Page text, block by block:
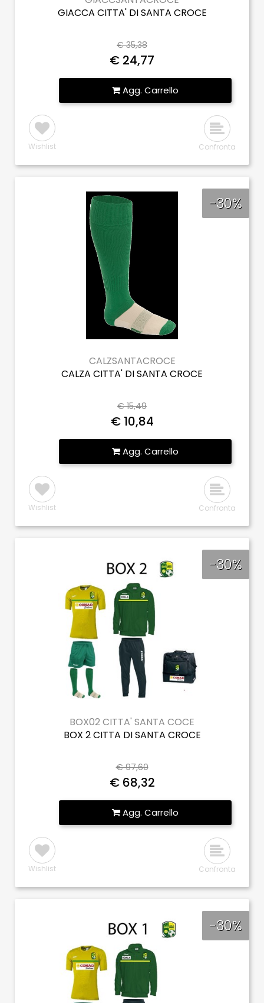
GIACCA CITTA' DI SANTA CROCE
€ 35,38
€ 24,77
Quantità
Agg. Carrello
Wishlist Confronta
-30%
CALZSANTACROCE
CALZA CITTA' DI SANTA CROCE
€ 15,49
€ 10,84
Quantità
Agg. Carrello
Wishlist Confronta
-30%
BOX02 CITTA' SANTA COCE
BOX 2 CITTA DI SANTA CROCE
€ 97,60
€ 68,32
Quantità
Agg. Carrello
Wishlist Confronta
-30%